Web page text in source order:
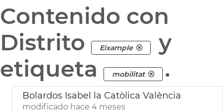
Contenido con
Distrito
Eixample
y
etiqueta
mobilitat .
Bolardos Isabel la Catòlica València
modificado hace 4 meses